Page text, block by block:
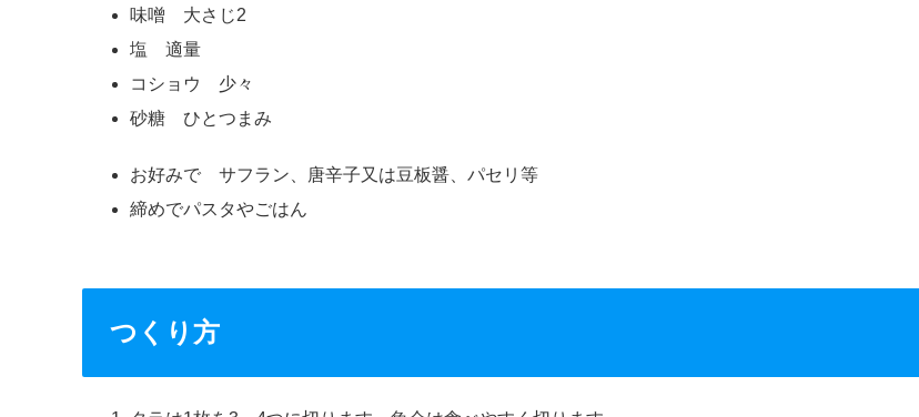
味噌 大さじ2
塩 適量
コショウ 少々
砂糖 ひとつまみ
お好みで サフラン、唐辛子又は豆板醤、パセリ等
締めでパスタやごはん
つくり方